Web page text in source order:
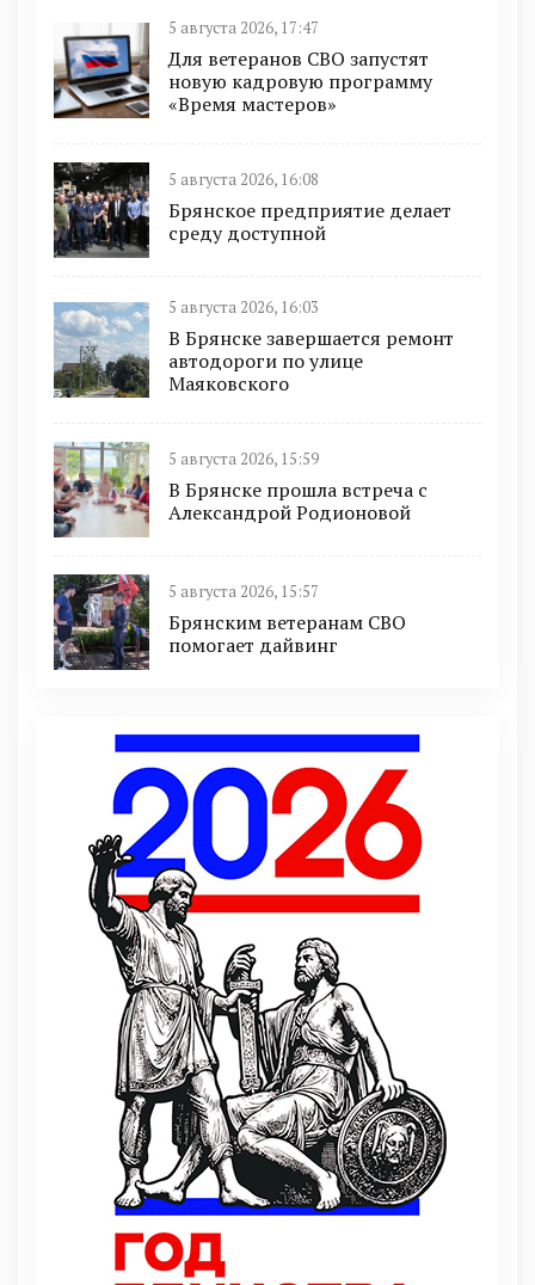
5 августа 2026, 17:47
Для ветеранов СВО запустят
новую кадровую программу
«Время мастеров»
5 августа 2026, 16:08
Брянское предприятие делает
среду доступной
5 августа 2026, 16:03
В Брянске завершается ремонт
автодороги по улице
Маяковского
5 августа 2026, 15:59
В Брянске прошла встреча с
Александрой Родионовой
5 августа 2026, 15:57
Брянским ветеранам СВО
помогает дайвинг